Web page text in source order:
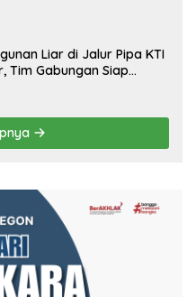
Liar di Jalur Pipa KTI
Tim Gabungan Siap